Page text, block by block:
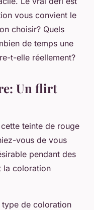
vous convient le
choisir? Quels
de temps une
t-elle réellement?
Un flirt
teinte de rouge
vous de vous
pendant des
la coloration
de coloration